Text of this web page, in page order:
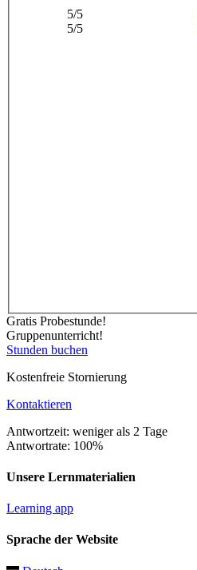
5/5
5/5
Gratis Probestunde!
Gruppenunterricht!
Stunden buchen
Kostenfreie Stornierung
Kontaktieren
Antwortzeit: weniger als 2 Tage
Antwortrate: 100%
Unsere Lernmaterialien
Learning app
Sprache der Website